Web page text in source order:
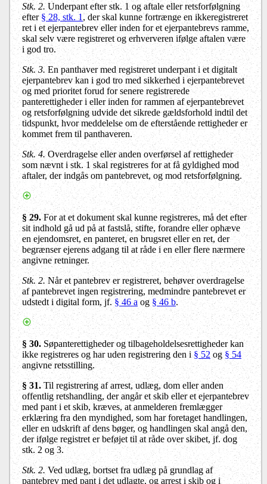
Stk. 2. Underpant efter stk. 1 og aftale eller retsforfølgning
efter§ 28, stk. 1, der skal kunne fortrænge en ikkeregistreret
ret i et ejerpantebrev eller inden for et ejerpantebrevs ramme,
skal selv være registreret og erhververen ifølge aftalen være
i god tro.
Stk. 3. En panthaver med registreret underpant i et digitalt
ejerpantebrev kan i god tro med sikkerhed i ejerpantebrevet
og med prioritet forud for senere registrerede
panterettigheder i eller inden for rammen af ejerpantebrevet
og retsforfølgning udvide det sikrede gældsforhold indtil det
tidspunkt, hvor meddelelse om de efterstående rettigheder er
kommet frem til panthaveren.
Stk. 4. Overdragelse eller anden overførsel af rettigheder
som nævnt i stk. 1 skal registreres for at få gyldighed mod
aftaler, der indgås om pantebrevet, og mod retsforfølgning.
§ 29. For at et dokument skal kunne registreres, må det efter
sit indhold gå ud på at fastslå, stifte, forandre eller ophæve
en ejendomsret, en panteret, en brugsret eller en ret, der
begrænser ejerens adgang til at råde i en eller flere nærmere
angivne retninger.
Stk. 2. Når et pantebrev er registreret, behøver overdragelse
af pantebrevet ingen registrering, medmindre pantebrevet er
udstedt i digital form, jf.§ 46 aog § 46 b.
§ 30. Søpanterettigheder og tilbageholdelsesrettigheder kan
ikke registreres og har uden registrering den i§ 52 og § 54
angivne retsstilling.
§ 31. Til registrering af arrest, udlæg, dom eller anden
offentlig retshandling, der angår et skib eller et ejerpantebrev
med pant i et skib, kræves, at anmelderen fremlægger
erklæring fra den myndighed, som har foretaget handlingen,
eller en udskrift af dens bøger, og handlingen skal angå den,
der ifølge registret er beføjet til at råde over skibet, jf. dog
stk. 2 og 3.
Stk. 2. Ved udlæg, bortset fra udlæg på grundlag af
pantebrev med pant i det udlagte, og arrest i skib og i